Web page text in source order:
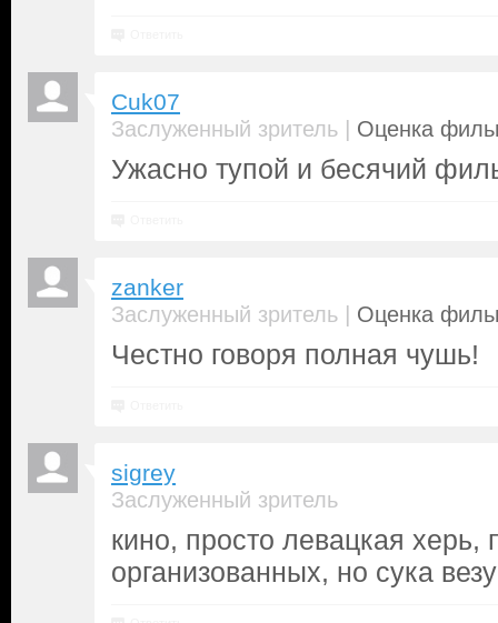
Cuk07
Заслуженный зритель | Оценка
Ужасно тупой и бесячий
zanker
Заслуженный зритель | Оценка
Честно говоря полная чушь!
sigrey
Заслуженный зритель
кино, просто левацкая херь,
организованных, но сука